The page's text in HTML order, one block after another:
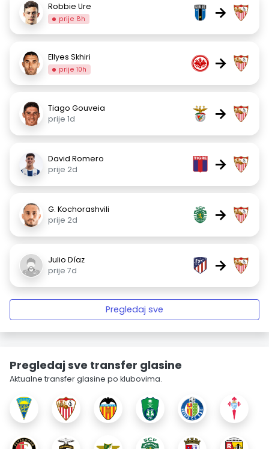
Robbie Ure
prije 8h →
Ellyes Skhiri
prije 10h →
Tiago Gouveia
prije 1d
→
David Romero
prije 2d
→
G. Kochorashvili
prije 2d
→
Julio Díaz
prije 7d
→
Pregledaj sve
Pregledaj sve transfer glasine
Aktualne transfer glasine po klubovima.